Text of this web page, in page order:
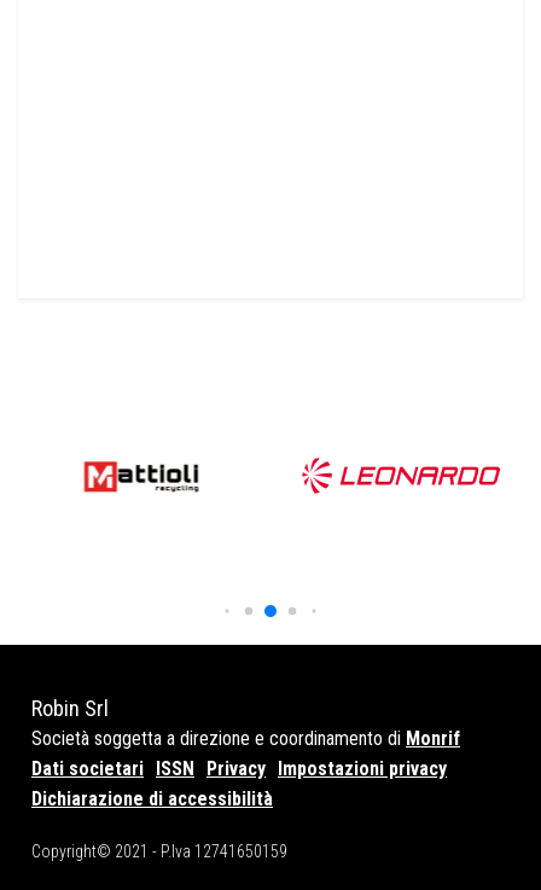
Robin Srl
Società soggetta a direzione e coordinamento di Monrif
Dati societari
ISSN Privacy
Impostazioni privacy
Dichiarazione di accessibilità
Copyright© 2021 - P.Iva 12741650159